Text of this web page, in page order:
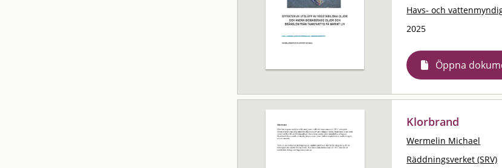
Havs- och
2025
Öppna
Klorbrand
Wermelin Michael
Räddningsverket (SRV)